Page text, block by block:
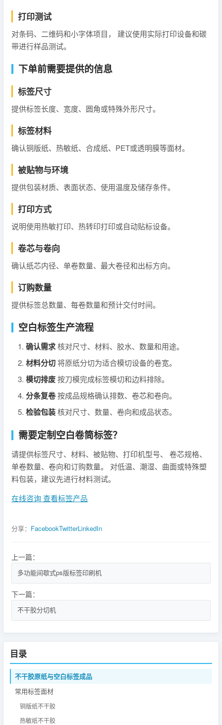
打印测试
对条码、二维码和小字体项目， 建议使用实际打印设备和碳
带进行样品测试。
下单前需要提供的信息
标签尺寸
提供标签长度、宽度、圆角或特殊外形尺寸。
标签材料
确认铜版纸、热敏纸、合成纸、PET或透明膜等面材。
被贴物与环境
提供包装材质、表面状态、使用温度及储存条件。
打印方式
说明使用热敏打印、热转印打印或自动贴标设备。
卷芯与卷向
确认纸芯内径、单卷数量、最大卷径和出标方向。
订购数量
提供标签总数量、每卷数量和预计交付时间。
空白标签生产流程
确认需求核对尺寸、材料、胶水、数量和用途。
材料分切将原纸分切为适合模切设备的卷宽。
模切排废按刀模完成标签模切和边料排除。
分条复卷按成品规格确认排数、卷芯和卷向。
检验包装核对尺寸、数量、卷向和成品状态。
需要定制空白卷筒标签？
请提供标签尺寸、材料、被贴物、打印机型号、 卷芯规格、
单卷数量、卷向和订购数量。 对低温、潮湿、曲面或特殊塑
料包装，建议先进行材料测试。
在线咨询 查看标签产品
分享： FacebookTwitterLinkedIn
上一篇：
多功能间歇式ps版标签印刷机
下一篇：
不干胶分切机
目录
不干胶原纸与空白标签成品
常用标签面材
铜版纸不干胶
热敏纸不干胶